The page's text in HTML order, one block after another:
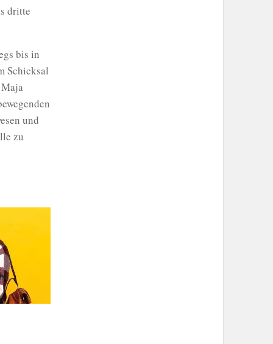
dritte
bis in
Schicksal
und
zu